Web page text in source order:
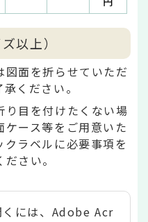
以上）
面を折らせていただ
ください。
目を付けたくない場
ース等をご用意いた
ラベルに必要事項を
さい。
くには、Adobe Acr